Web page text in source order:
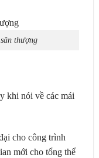
thượng
khi nói về các mái
cho công trình
mới cho tổng thể